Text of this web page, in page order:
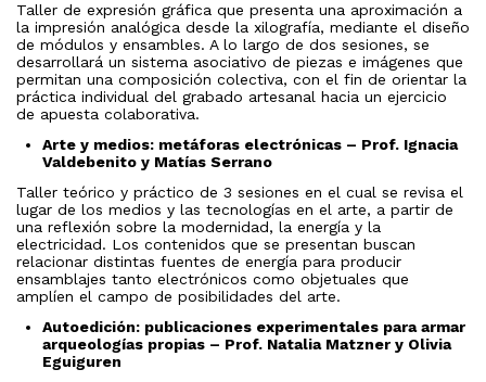
Taller de expresión gráfica que presenta una aproximación a
la impresión analógica desde la xilografía, mediante el diseño
de módulos y ensambles. A lo largo de dos sesiones, se
desarrollará un sistema asociativo de piezas e imágenes que
permitan una composición colectiva, con el fin de orientar la
práctica individual del grabado artesanal hacia un ejercicio
de apuesta colaborativa.
Arte y medios: metáforas electrónicas – Prof. Ignacia
Valdebenito y Matías Serrano
Taller teórico y práctico de 3 sesiones en el cual se revisa el
lugar de los medios y las tecnologías en el arte, a partir de
una reflexión sobre la modernidad, la energía y la
electricidad. Los contenidos que se presentan buscan
relacionar distintas fuentes de energía para producir
ensamblajes tanto electrónicos como objetuales que
amplíen el campo de posibilidades del arte.
Autoedición: publicaciones experimentales para armar
arqueologías propias – Prof. Natalia Matzner y Olivia
Eguiguren